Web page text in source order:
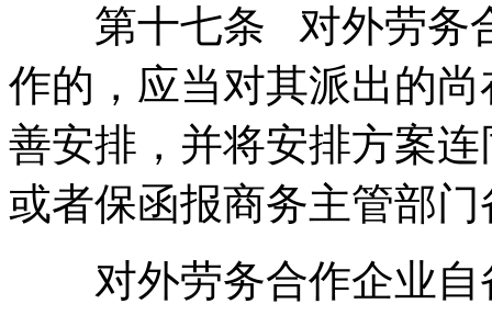
第十七条 对外劳务合
作的，应当对其派出的
善安排，并将安排方案
或者保函报商务主管部门
对外劳务合作企业自